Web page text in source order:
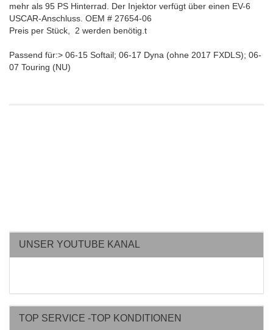
mehr als 95 PS Hinterrad. Der Injektor verfügt über einen EV-6
USCAR-Anschluss. OEM # 27654-06
Preis per Stück, 2 werden benötig.t
Passend für:> 06-15 Softail; 06-17 Dyna (ohne 2017 FXDLS); 06-
07 Touring (NU)
UNSER YOUTUBE KANAL
TOP SERVICE -TOP KONDITIONEN